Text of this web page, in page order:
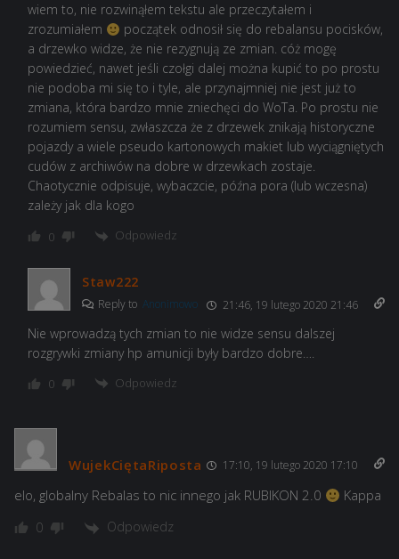
wiem to, nie rozwinąłem tekstu ale przeczytałem i
zrozumiałem
początek odnosił się do rebalansu pocisków,
a drzewko widze, że nie rezygnują ze zmian. cóż mogę
powiedzieć, nawet jeśli czołgi dalej można kupić to po prostu
nie podoba mi się to i tyle, ale przynajmniej nie jest już to
zmiana, która bardzo mnie zniechęci do WoTa. Po prostu nie
rozumiem sensu, zwłaszcza że z drzewek znikają historyczne
pojazdy a wiele pseudo kartonowych makiet lub wyciągniętych
cudów z archiwów na dobre w drzewkach zostaje.
Chaotycznie odpisuje, wybaczcie, późna pora (lub wczesna)
zależy jak dla kogo
0 Odpowiedz
Staw222
Reply to Anonimowo 21:46, 19 lutego 2020 21:46
Nie wprowadzą tych zmian to nie widze sensu dalszej
rozgrywki zmiany hp amunicji były bardzo dobre….
0 Odpowiedz
WujekCiętaRiposta 17:10, 19 lutego 2020 17:10
elo, globalny Rebalas to nic innego jak RUBIKON 2.0 Kappa
0 Odpowiedz